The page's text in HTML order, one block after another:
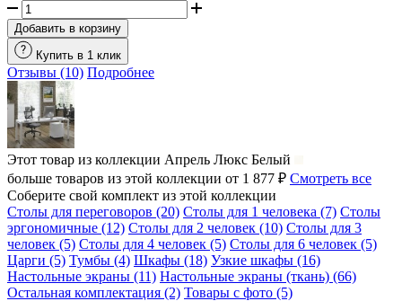
Добавить в корзину
Купить в 1 клик
Отзывы (10) Подробнее
Этот товар из коллекции Апрель Люкс Белый
больше товаров из этой коллекции от 1 877 ₽ Смотреть все
Соберите свой комплект из этой коллекции
Столы для переговоров (20) Столы для 1 человека (7) Столы
эргономичные (12) Столы для 2 человек (10) Столы для 3
человек (5) Столы для 4 человек (5) Столы для 6 человек (5)
Царги (5) Тумбы (4) Шкафы (18) Узкие шкафы (16)
Настольные экраны (11) Настольные экраны (ткань) (66)
Остальная комплектация (2) Товары с фото (5)